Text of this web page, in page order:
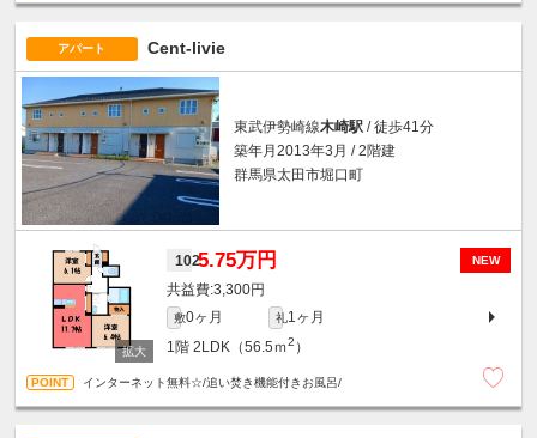
アパート Cent-livie
東武伊勢崎線木崎駅 / 徒歩41分
築年月2013年3月 / 2階建
群馬県太田市堀口町
NEW
1025.75万円
3,300円
敷0ヶ月 礼1ヶ月
1階 2LDK（56.5ｍ2 ）
インターネット無料☆/追い焚き機能付きお風呂/